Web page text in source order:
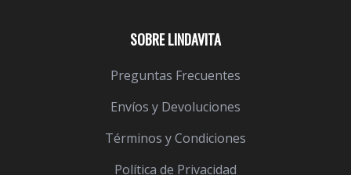
SOBRE LINDAVITA
Preguntas Frecuentes
Envíos y Devoluciones
Términos y Condiciones
Política de Privacidad